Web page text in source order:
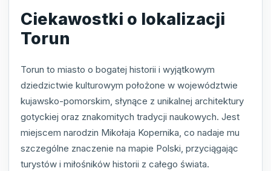
Ciekawostki o lokalizacji
Torun
Torun to miasto o bogatej historii i wyjątkowym
dziedzictwie kulturowym położone w województwie
kujawsko-pomorskim, słynące z unikalnej architektury
gotyckiej oraz znakomitych tradycji naukowych. Jest
miejscem narodzin Mikołaja Kopernika, co nadaje mu
szczególne znaczenie na mapie Polski, przyciągając
turystów i miłośników historii z całego świata.